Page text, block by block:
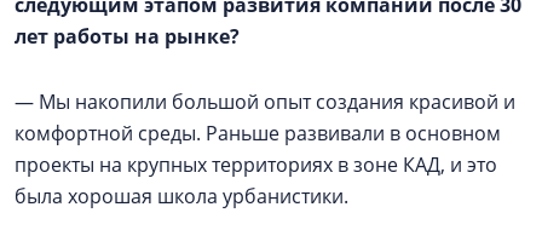
следующим этапом развития компании после 30
лет работы на рынке?
— Мы накопили большой опыт создания красивой и
комфортной среды. Раньше развивали в основном
проекты на крупных территориях в зоне КАД, и это
была хорошая школа урбанистики.